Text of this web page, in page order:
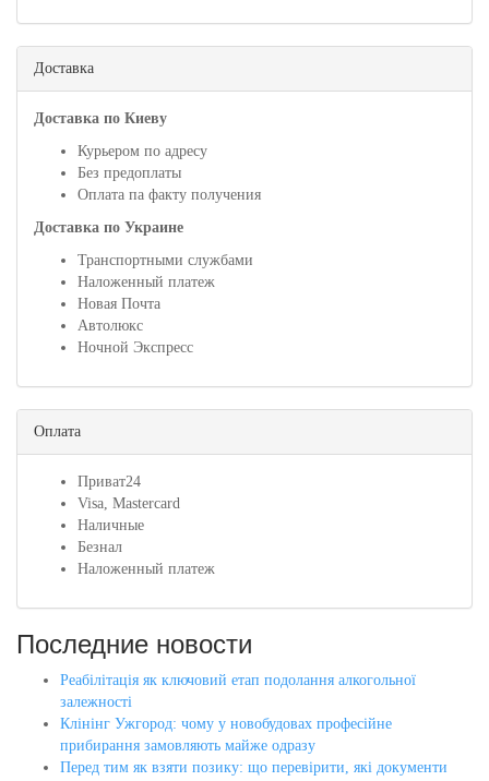
Доставка
Доставка по Киеву
Курьером по адресу
Без предоплаты
Оплата па факту получения
Доставка по Украине
Транспортными службами
Наложенный платеж
Новая Почта
Автолюкс
Ночной Экспресс
Оплата
Приват24
Visa, Mastercard
Наличные
Безнал
Наложенный платеж
Последние новости
Реабілітація як ключовий етап подолання алкогольної
залежності
Клінінг Ужгород: чому у новобудовах професійне
прибирання замовляють майже одразу
Перед тим як взяти позику: що перевірити, які документи